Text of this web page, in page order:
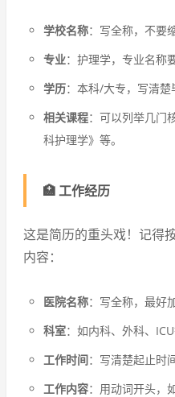
学校名称：写全称，不要
专业：护理学，专业名称
学历：本科/大专，写清楚
相关课程：可以列举几门
科护理学》等。
🏥 工作经历
这是简历的重头戏！记得
内容：
医院名称：写全称，最好
科室：如内科、外科、
工作时间：写清楚起止时间
工作内容：用动词开头，